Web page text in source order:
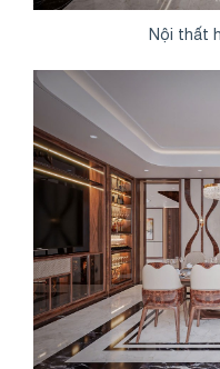
Nội thất